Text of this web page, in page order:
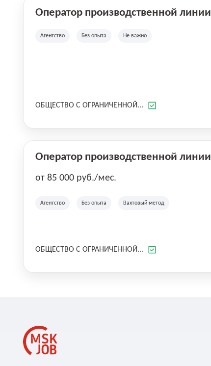
Оператор производственной линии
Агентство Без опыта Не важно
ОБЩЕСТВО С ОГРАНИЧЕННОЙ...
Оператор производственной линии
от 85 000 руб./мес.
Агентство Без опыта Вахтовый метод
ОБЩЕСТВО С ОГРАНИЧЕННОЙ...